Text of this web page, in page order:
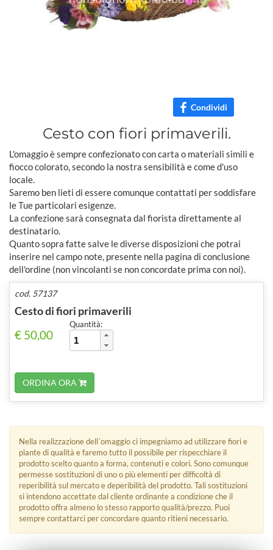
Condividi
Cesto con fiori primaverili.
L'omaggio è sempre confezionato con carta o materiali simili e
fiocco colorato, secondo la nostra sensibilità e come d'uso
locale.
Saremo ben lieti di essere comunque contattati per soddisfare
le Tue particolari esigenze.
La confezione sarà consegnata dal fiorista direttamente al
destinatario.
Quanto sopra fatte salve le diverse disposizioni che potrai
inserire nel campo note, presente nella pagina di conclusione
dell'ordine (non vincolanti se non concordate prima con noi).
cod. 57137
Cesto di fiori primaverili
€ 50,00
Quantità:
ORDINA ORA
Nella realizzazione dell´omaggio ci impegniamo ad utilizzare fiori e
piante di qualità e faremo tutto il possibile per rispecchiare il
prodotto scelto quanto a forma, contenuti e colori. Sono comunque
permesse sostituzioni di uno o più elementi per difficoltà di
reperibilità sul mercato e deperibilità del prodotto. Tali sostituzioni
si intendono accettate dal cliente ordinante a condizione che il
prodotto offra almeno lo stesso rapporto qualità/prezzo. Puoi
sempre contattarci per concordare quanto ritieni necessario.